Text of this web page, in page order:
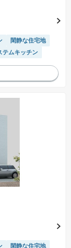
費用を表示しています。
していただくようにお願い
閑静な住宅地
テムキッチン
閑静な住宅地